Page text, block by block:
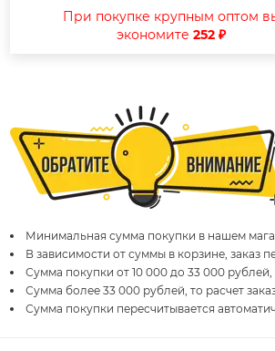
При покупке крупным оптом
экономите252 ₽
Минимальная сумма покупки в нашем
В зависимости от суммы в корзине, заказ
Сумма покупки от 10 000 до 33 000 рублей,
Сумма более 33 000 рублей, то расчет
Сумма покупки пересчитывается